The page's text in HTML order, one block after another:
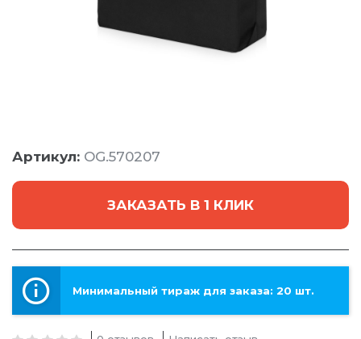
Артикул: OG.570207
ЗАКАЗАТЬ В 1 КЛИК
Минимальный тираж для заказа: 20 шт.